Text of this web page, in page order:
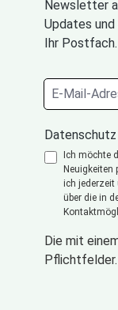
Newsletter
Updates
Ihr Postfach.
Ich möchte
Neuigkeiten
ich jederzeit
über die in
Die mit
Pflichtfelder.